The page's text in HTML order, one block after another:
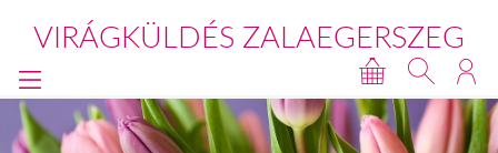
VIRÁGKÜLDÉS ZALAEGERSZEG